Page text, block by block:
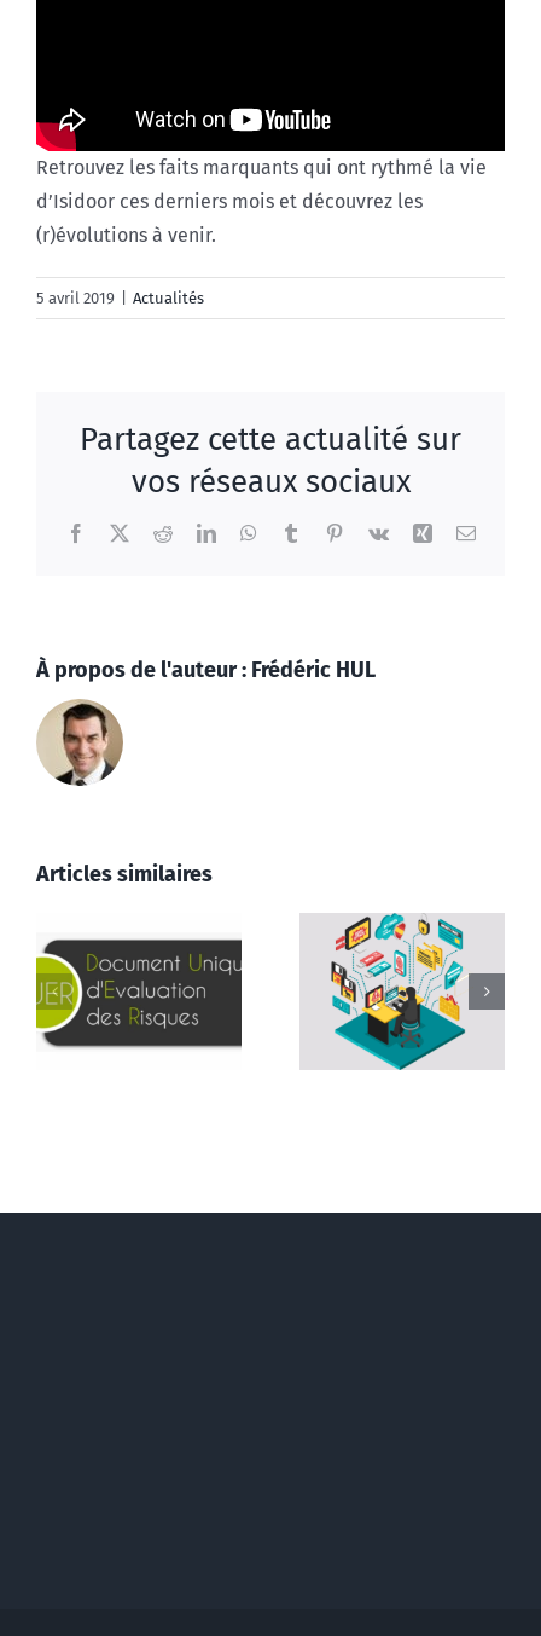
Retrouvez les faits marquants qui ont rythmé la vie
d’Isidoor ces derniers mois et découvrez les
(r)évolutions à venir.
5 avril 2019 Actualités
Partagez cette actualité sur
vos réseaux sociaux
Facebook
X RedditLinkedInWhatsApp
TumblrPinterest
Vk Xing Email
À propos de l'auteur : Frédéric HUL
Articles similaires